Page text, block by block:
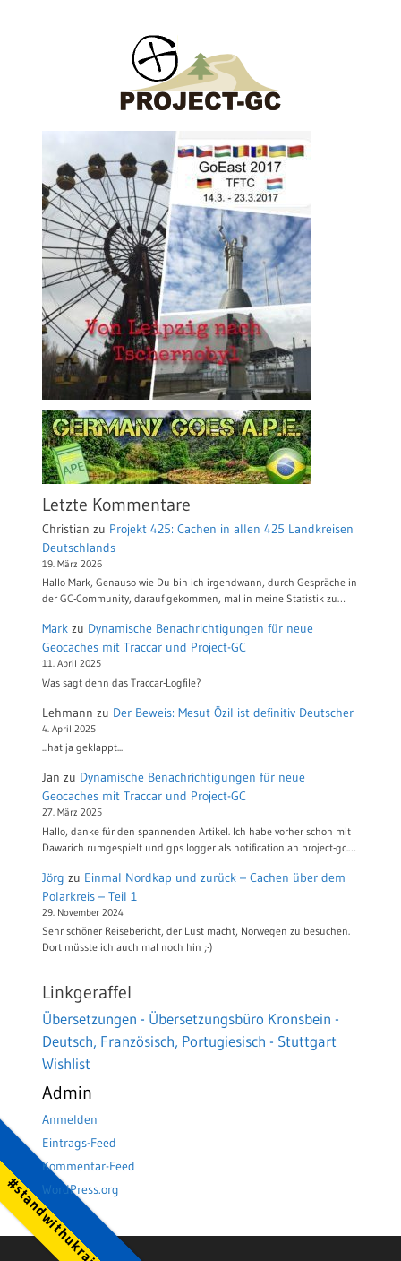
#standwithukraine
Letzte Kommentare
Christian zu Projekt 425: Cachen in allen 425 Landkreisen
Deutschlands
19. März 2026
Hallo Mark, Genauso wie Du bin ich irgendwann, durch Gespräche in
der GC-Community, darauf gekommen, mal in meine Statistik zu…
Mark zu Dynamische Benachrichtigungen für neue
Geocaches mit Traccar und Project-GC
11. April 2025
Was sagt denn das Traccar-Logfile?
Lehmann zu Der Beweis: Mesut Özil ist definitiv Deutscher
4. April 2025
...hat ja geklappt...
Jan zu Dynamische Benachrichtigungen für neue
Geocaches mit Traccar und Project-GC
27. März 2025
Hallo, danke für den spannenden Artikel. Ich habe vorher schon mit
Dawarich rumgespielt und gps logger als notification an project-gc.…
Jörg zu Einmal Nordkap und zurück – Cachen über dem
Polarkreis – Teil 1
29. November 2024
Sehr schöner Reisebericht, der Lust macht, Norwegen zu besuchen.
Dort müsste ich auch mal noch hin ;-)
Linkgeraffel
Übersetzungen - Übersetzungsbüro Kronsbein -
Deutsch, Französisch, Portugiesisch - Stuttgart
Wishlist
Admin
Anmelden
Eintrags-Feed
Kommentar-Feed
WordPress.org